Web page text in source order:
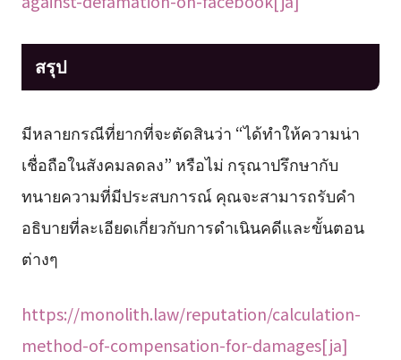
สรุป
มีหลายกรณีที่ยากที่จะตัดสินว่า “ได้ทำให้ความน่า
เชื่อถือในสังคมลดลง” หรือไม่ กรุณาปรึกษากับ
ทนายความที่มีประสบการณ์ คุณจะสามารถรับคำ
อธิบายที่ละเอียดเกี่ยวกับการดำเนินคดีและขั้นตอน
ต่างๆ
https://monolith.law/reputation/calculation-
method-of-compensation-for-damages[ja]